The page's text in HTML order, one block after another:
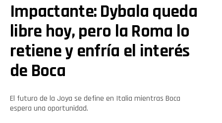
Impactante: Dybala queda
libre hoy, pero la Roma lo
retiene y enfría el interés
de Boca
El futuro de la Joya se define en Italia mientras Boca
espera una oportunidad.
Pinterest
Whatsapp